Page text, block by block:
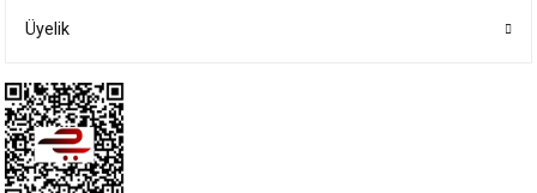
Üyelik